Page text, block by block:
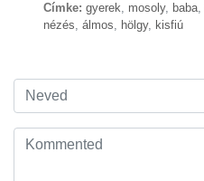
Címke: gyerek, mosoly, baba,
nézés, álmos, hölgy, kisfiú